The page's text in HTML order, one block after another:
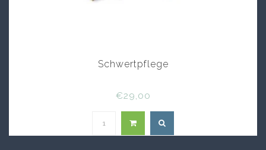
Schwertpflege
€29,00